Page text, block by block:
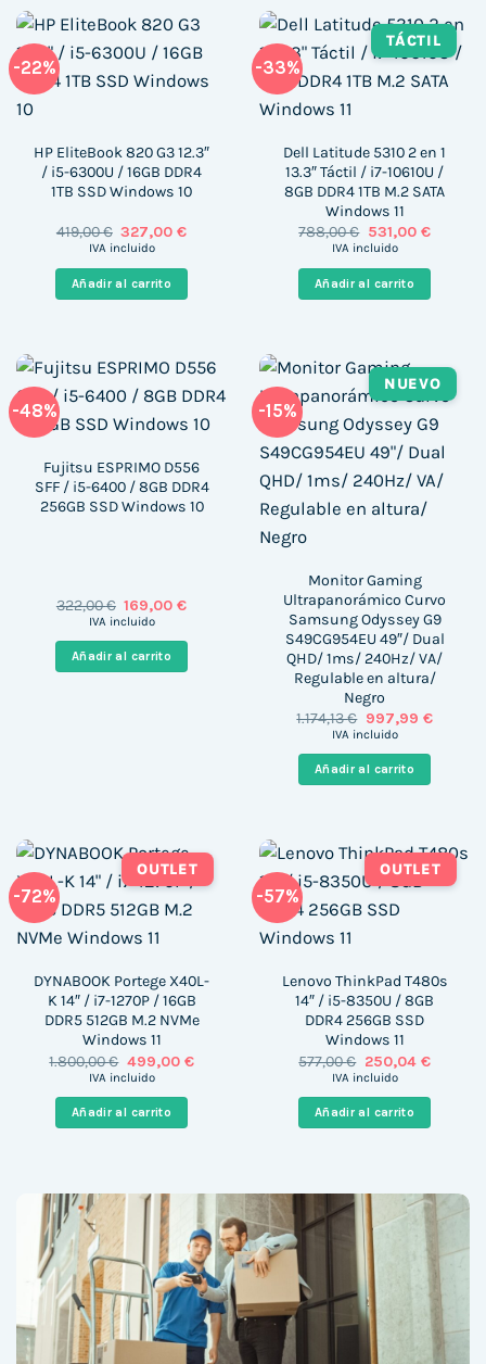
-22%
HP EliteBook 820 G3 12.3″
/ i5-6300U / 16GB DDR4
1TB SSD Windows 10
419,00€ El
precio
era:
419,00 €.
327,00€El
es:
IVA incluido
Añadir al carrito
-33%
TÁCTIL
Dell Latitude 5310 2 en 1
13.3″ Táctil / i7-10610U /
8GB DDR4 1TB M.2 SATA
Windows 11
788,00€ El
precio
era:
788,00 €.
531,00 €El
es:
IVA incluido
Añadir al carrito
-48%
Fujitsu ESPRIMO D556
SFF / i5-6400 / 8GB DDR4
256GB SSD Windows 10
322,00€ El
precio
era:
322,00 €.
169,00€El
es:
169,00 €.
IVA incluido
Añadir al carrito
-15%
NUEVO
Monitor Gaming
Ultrapanorámico Curvo
Samsung Odyssey G9
S49CG954EU 49″/ Dual
QHD/ 1ms/ 240Hz/ VA/
Regulable en altura/
Negro
1.174,13€ El
precio
era:
1.174,13 €.
997,99 €El
IVA incluido
Añadir al carrito
-72%
OUTLET
DYNABOOK Portege X40L-
K 14″ / i7-1270P / 16GB
DDR5 512GB M.2 NVMe
Windows 11
1.800,00€ El
precio
era:
1.800,00 €.
499,00 €El
IVA incluido
Añadir al carrito
-57%
OUTLET
Lenovo ThinkPad T480s
14″ / i5-8350U / 8GB
DDR4 256GB SSD
Windows 11
577,00€ El
precio
era:
577,00 €.
250,04 €El
es:
250,04
IVA incluido
Añadir al carrito